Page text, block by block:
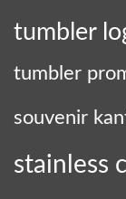
tumbler
tumbler
souvenir
stainless